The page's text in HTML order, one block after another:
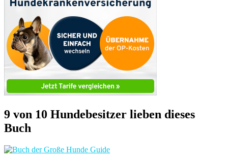
9 von 10 Hundebesitzer lieben dieses
Buch